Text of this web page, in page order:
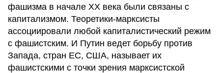
фашизма в начале XX века были связаны с
капитализмом. Теоретики-марксисты
ассоциировали любой капиталистический режим
с фашистским. И Путин ведет борьбу против
Запада, стран ЕС, США, называет их
фашистскими с точки зрения марксистской